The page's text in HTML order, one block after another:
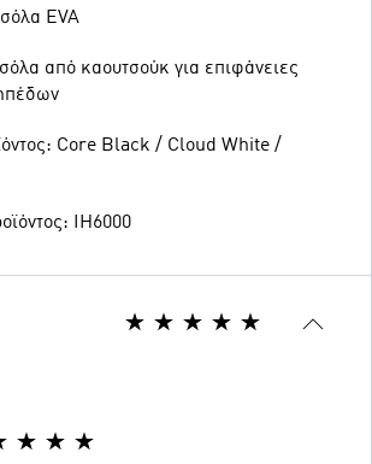
EVA
από καουτσούκ για επιφάνειες
Core Black / Cloud White /
IH6000